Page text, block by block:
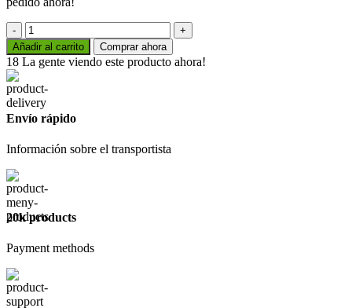
Contenedor
de
45
Pies
High
Cube
cantidad
Añadir al carrito Comprar ahora
18 La gente viendo este producto ahora!
Envío rápido
Información sobre el transportista
20k products
Payment methods